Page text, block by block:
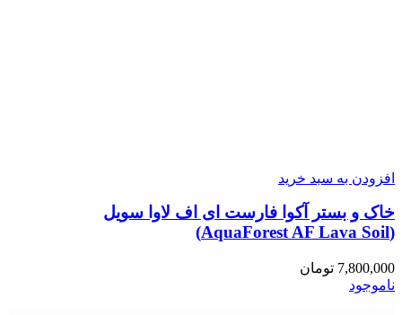
افزودن به سبد خرید
خاک و بستر آکوا فارست ای اف لاوا سویل
(AquaForest AF Lava Soil)
7,800,000 تومان
ناموجود